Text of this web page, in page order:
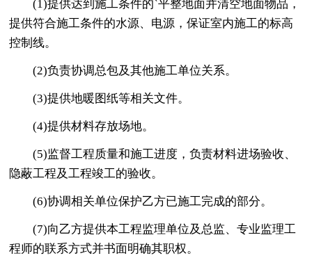
(1)提供达到施工条件的`平整地面并清空地面物品，
提供符合施工条件的水源、电源，保证室内施工的标高
控制线。
(2)负责协调总包及其他施工单位关系。
(3)提供地暖图纸等相关文件。
(4)提供材料存放场地。
(5)监督工程质量和施工进度，负责材料进场验收、
隐蔽工程及工程竣工的验收。
(6)协调相关单位保护乙方已施工完成的部分。
(7)向乙方提供本工程监理单位及总监、专业监理工
程师的联系方式并书面明确其职权。